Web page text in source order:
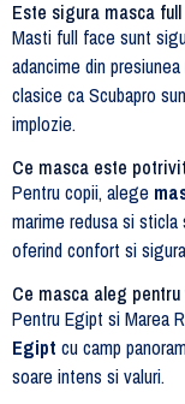
Este sigura masca
Masti full face sunt
adancime din
clasice ca Scubapro
implozie.
Ce masca este
Pentru copii, alege
marime redusa si
oferind confort si
Ce masca aleg
Pentru Egipt si Marea
Egipt cu camp
soare intens si valuri.